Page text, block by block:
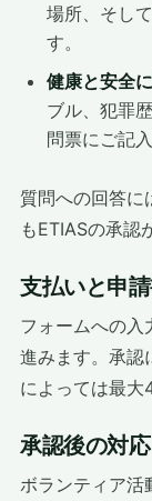
場所、そし
す。
健康と安全
ブル、犯罪
問票にご記
質問への回答に
もETIASの承認
支払いと申
フォームへの入
進みます。承認
によっては最大
承認後の対応
ボランティア活